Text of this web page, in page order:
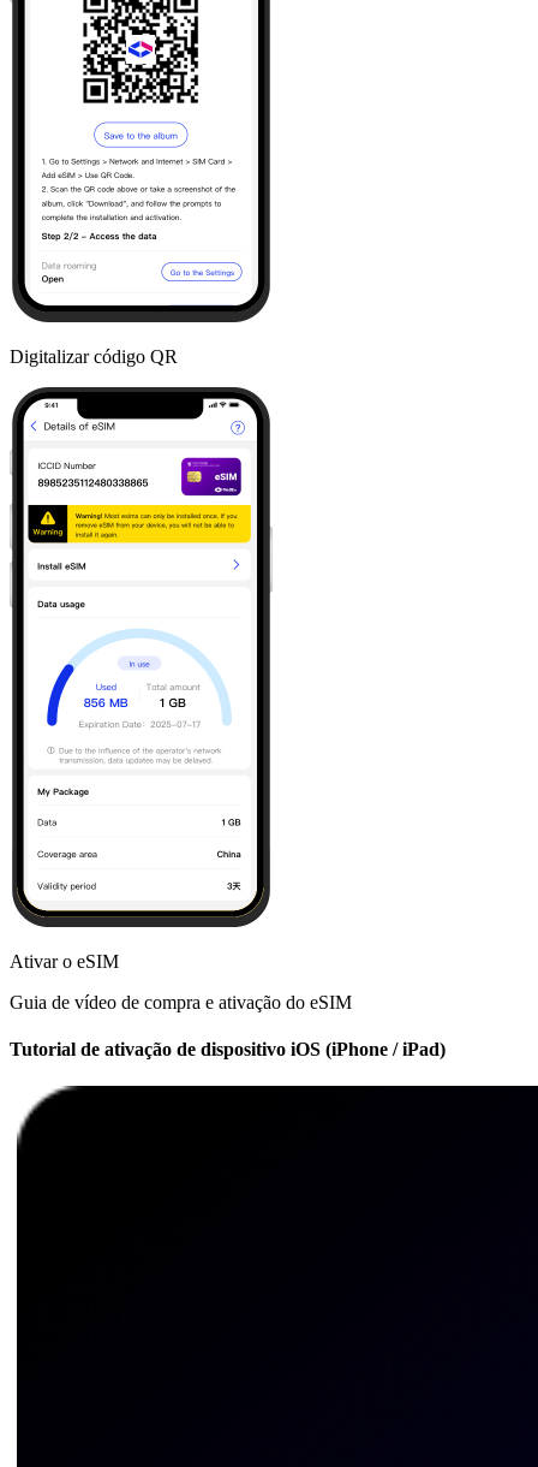
Digitalizar código QR
Ativar o eSIM
Guia de vídeo de compra e ativação do eSIM
Tutorial de ativação de dispositivo iOS (iPhone / iPad)